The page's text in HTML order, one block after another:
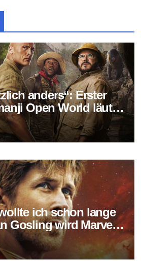
anders“: Erster
Open World läutet
ein
ich schon lange
Gosling wird Marvels